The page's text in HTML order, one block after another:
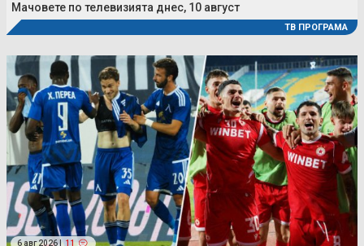
Мачовете по телевизията днес, 10 август
ТВ ПРОГРАМА
6 авг 2026 | 11